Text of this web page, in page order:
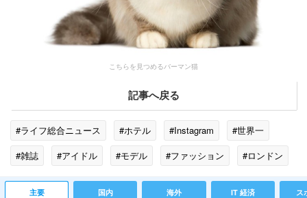
こちらを見つめるバーマン猫
記事へ戻る
#ライフ総合ニュース #ホテル #Instagram
#世界一
#雑誌
#アイドル #モデル #ファッション
#ロンドン
#家政婦
#家族 #ボランティア
#ペット
主要 国内 海外 IT 経済 ス